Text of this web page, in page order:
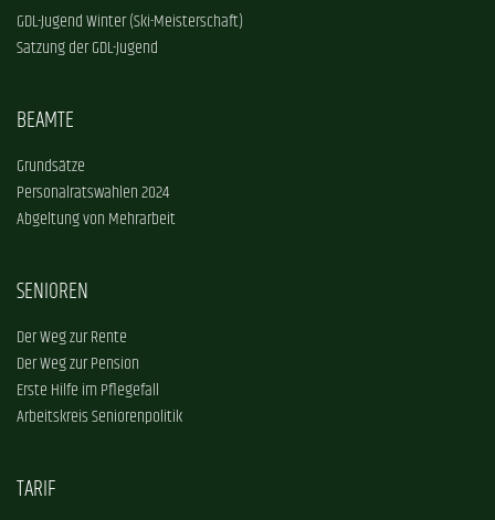
GDL-Jugend Winter (Ski-Meisterschaft)
Satzung der GDL-Jugend
BEAMTE
Grundsätze
Personalratswahlen 2024
Abgeltung von Mehrarbeit
SENIOREN
Der Weg zur Rente
Der Weg zur Pension
Erste Hilfe im Pflegefall
Arbeitskreis Seniorenpolitik
TARIF